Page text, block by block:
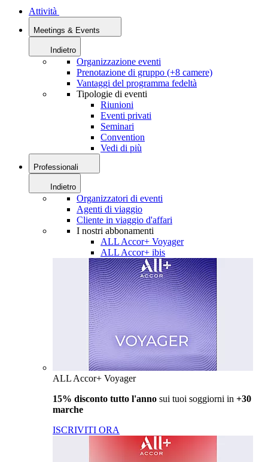
Attività
Meetings & Events
Indietro
Organizzazione eventi
Prenotazione di gruppo (+8 camere)
Vantaggi del programma fedeltà
Tipologie di eventi
Riunioni
Eventi privati
Seminari
Convention
Vedi di più
Professionali
Indietro
Organizzatori di eventi
Agenti di viaggio
Cliente in viaggio d'affari
I nostri abbonamenti
ALL Accor+ Voyager
ALL Accor+ ibis
ALL Accor+ Voyager
15% disconto tutto l'anno sui tuoi soggiorni in +30
marche
ISCRIVITI ORA